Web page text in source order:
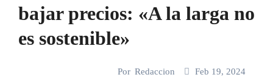
bajar precios: «A la larga no
es sostenible»
Por Redaccion Feb 19, 2024